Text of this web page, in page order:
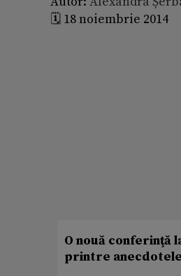
🗓️ 18 noiembrie 2014
O nouă conferinţă
printre